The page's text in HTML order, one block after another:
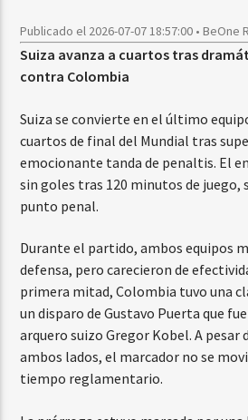
Publicado el 2026-07-07 18:57:00 • BeOne
Suiza avanza a cuartos tras
contra Colombia
Suiza se convierte en el último
cuartos de final del Mundial tras
emocionante tanda de penaltis. El
sin goles tras 120 minutos de juego,
punto penal.
Durante el partido, ambos equipos
defensa, pero carecieron de
primera mitad, Colombia tuvo una
un disparo de Gustavo Puerta que
arquero suizo Gregor Kobel. A
ambos lados, el marcador no se
tiempo reglamentario.